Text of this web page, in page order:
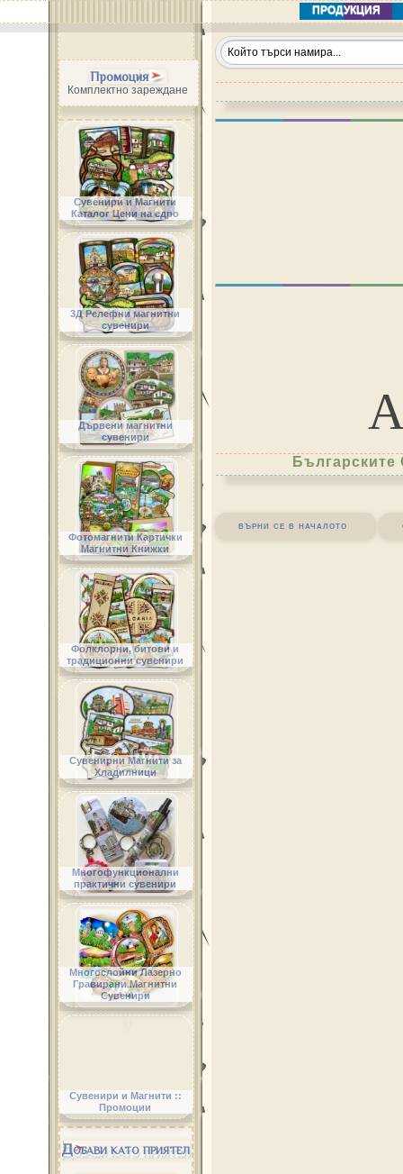
ПРОДУКЦИЯ
върни се в началото
Промоция
Комплектно зареждане
Сувенири и Магнити
Каталог Цени на едро
3Д Релефни магнитни
сувенири
Дървени магнитни
сувенири
Фотомагнити Картички
Магнитни Книжки
Фолклорни, битови и
традиционни сувенири
Сувенирни Магнити за
Хладилници
Многофункционални
практични сувенири
Многослойни Лазерно
Гравирани Магнитни
Сувенири
Сувенири и Магнити ::
Промоции
Добави като приятел